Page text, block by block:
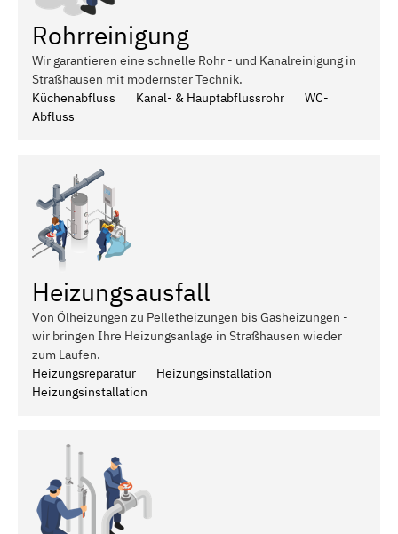
Rohrreinigung
Wir garantieren eine schnelle Rohr - und Kanalreinigung in
Straßhausen mit modernster Technik.
Küchenabfluss
Kanal- & Hauptabflussrohr
WC-
Abfluss
Heizungsausfall
Von Ölheizungen zu Pelletheizungen bis Gasheizungen -
wir bringen Ihre Heizungsanlage in Straßhausen wieder
zum Laufen.
Heizungsreparatur
Heizungsinstallation
Heizungsinstallation